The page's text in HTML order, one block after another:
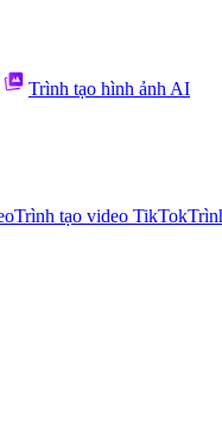
Trình tạo hình ảnh AI
Trình tạo video TikTok